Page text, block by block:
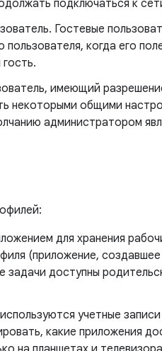
подключаться к
Гостевые
когда его
имеющий
некоторыми общими
администратором
для хранения
(приложение,
задачи доступны
используются учетные
какие приложения